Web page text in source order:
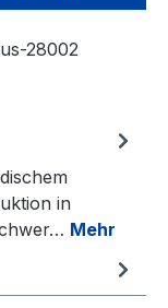
28002
in
Mehr